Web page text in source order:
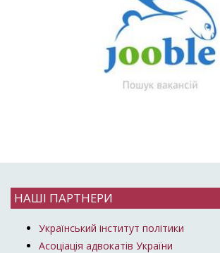
НАШІ ПАРТНЕРИ
Український інститут політики
Асоціація адвокатів України